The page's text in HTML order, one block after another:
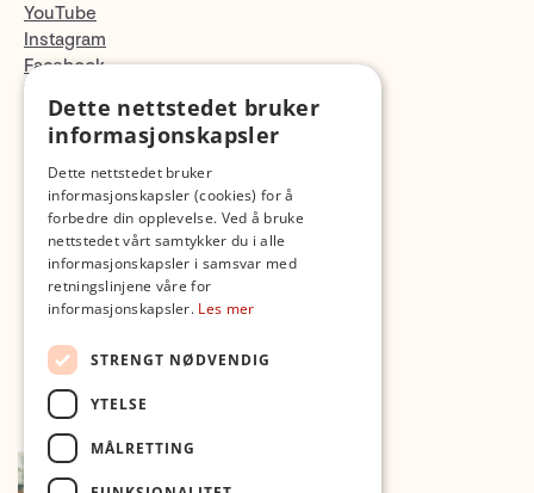
YouTube
Instagram
Facebook
TikTok
Fotopodden
Med forbehold om skrive- og lagerfeil
Dette nettstedet bruker
informasjonskapsler
Dette nettstedet bruker
informasjonskapsler (cookies) for å
forbedre din opplevelse. Ved å bruke
nettstedet vårt samtykker du i alle
informasjonskapsler i samsvar med
retningslinjene våre for
informasjonskapsler. Les mer
STRENGT NØDVENDIG
YTELSE
MÅLRETTING